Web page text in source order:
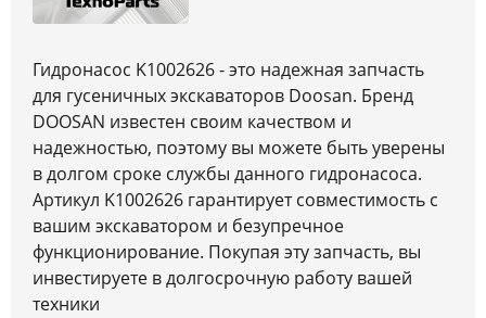
Гидронасос K1002626 - это надежная запчасть
для гусеничных экскаваторов Doosan. Бренд
DOOSAN известен своим качеством и
надежностью, поэтому вы можете быть уверены
в долгом сроке службы данного гидронасоса.
Артикул K1002626 гарантирует совместимость с
вашим экскаватором и безупречное
функционирование. Покупая эту запчасть, вы
инвестируете в долгосрочную работу вашей
техники